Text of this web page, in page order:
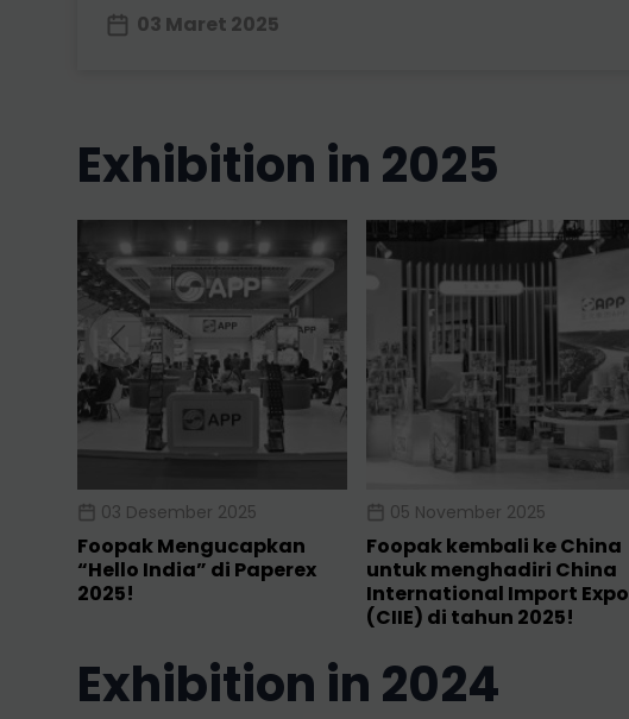
03 Maret 2025
exhibition in 2025
03 Desember 2025
Foopak Mengucapkan
“Hello India” di Paperex
2025!
05 November 2025
Foopak kembali ke China
untuk menghadiri China
International Import Expo
(CIIE) di tahun 2025!
exhibition in 2024